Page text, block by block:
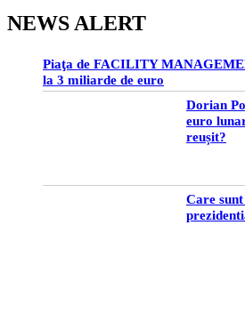
NEWS ALERT
Piaţa de FACILITY
la 3 miliarde de euro
Dorian
euro
reușit?
Care